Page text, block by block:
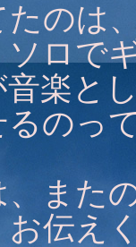
のは
ロで
音楽と
るのっ
、また
お伝